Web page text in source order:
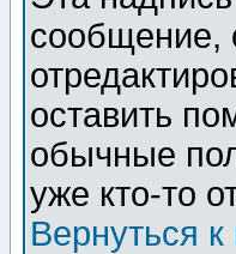
сообщение,
оставить
обычные
уже кто-то
Вернуться к